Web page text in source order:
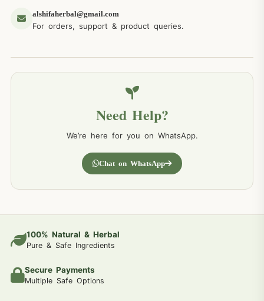
alshifaherbal@gmail.com
For orders, support & product queries.
Need Help?
We’re here for you on WhatsApp.
Chat on WhatsApp
100% Natural & Herbal
Pure & Safe Ingredients
Secure Payments
Multiple Safe Options